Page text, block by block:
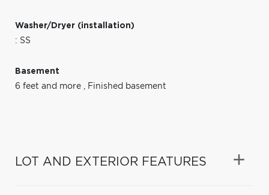
Washer/Dryer (installation)
: SS
Basement
6 feet and more , Finished basement
LOT AND EXTERIOR FEATURES